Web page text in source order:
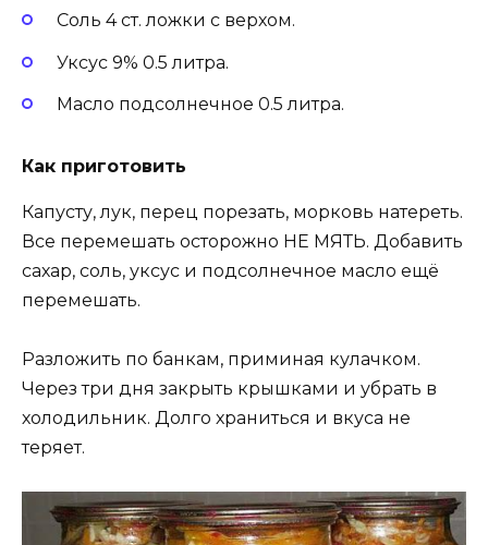
Соль 4 ст. ложки с верхом.
Уксус 9% 0.5 литра.
Масло подсолнечное 0.5 литра.
Как приготовить
Капусту, лук, перец порезать, морковь натереть.
Все перемешать осторожно НЕ МЯТЬ. Добавить
сахар, соль, уксус и подсолнечное масло ещё
перемешать.
Разложить по банкам, приминая кулачком.
Через три дня закрыть крышками и убрать в
холодильник. Долго храниться и вкуса не
теряет.